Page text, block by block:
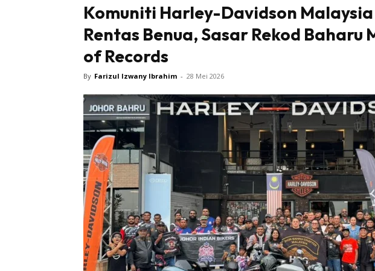
Komuniti Harley-Davidson
Rentas Benua, Sasar Rekod Baharu
of Records
By Farizul Izwany Ibrahim - 28 Mei 2026